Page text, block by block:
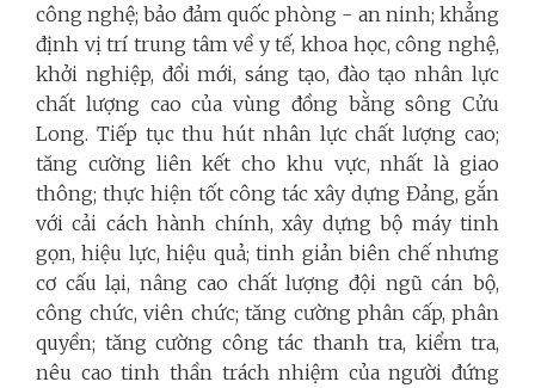
công nghệ; bảo đảm quốc phòng - an ninh; khẳng
định vị trí trung tâm về y tế, khoa học, công nghệ,
khởi nghiệp, đổi mới, sáng tạo, đào tạo nhân lực
chất lượng cao của vùng đồng bằng sông Cửu
Long. Tiếp tục thu hút nhân lực chất lượng cao;
tăng cường liên kết cho khu vực, nhất là giao
thông; thực hiện tốt công tác xây dựng Đảng, gắn
với cải cách hành chính, xây dựng bộ máy tinh
gọn, hiệu lực, hiệu quả; tinh giản biên chế nhưng
cơ cấu lại, nâng cao chất lượng đội ngũ cán bộ,
công chức, viên chức; tăng cường phân cấp, phân
quyền; tăng cường công tác thanh tra, kiểm tra,
nêu cao tinh thần trách nhiệm của người đứng